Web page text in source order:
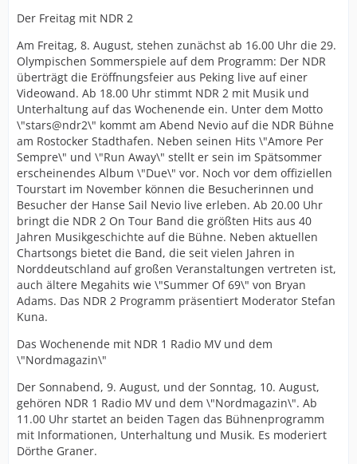
Der Freitag mit NDR 2
Am Freitag, 8. August, stehen zunächst ab 16.00 Uhr die 29.
Olympischen Sommerspiele auf dem Programm: Der NDR
überträgt die Eröffnungsfeier aus Peking live auf einer
Videowand. Ab 18.00 Uhr stimmt NDR 2 mit Musik und
Unterhaltung auf das Wochenende ein. Unter dem Motto
\"stars@ndr2\" kommt am Abend Nevio auf die NDR Bühne
am Rostocker Stadthafen. Neben seinen Hits \"Amore Per
Sempre\" und \"Run Away\" stellt er sein im Spätsommer
erscheinendes Album \"Due\" vor. Noch vor dem offiziellen
Tourstart im November können die Besucherinnen und
Besucher der Hanse Sail Nevio live erleben. Ab 20.00 Uhr
bringt die NDR 2 On Tour Band die größten Hits aus 40
Jahren Musikgeschichte auf die Bühne. Neben aktuellen
Chartsongs bietet die Band, die seit vielen Jahren in
Norddeutschland auf großen Veranstaltungen vertreten ist,
auch ältere Megahits wie \"Summer Of 69\" von Bryan
Adams. Das NDR 2 Programm präsentiert Moderator Stefan
Kuna.
Das Wochenende mit NDR 1 Radio MV und dem
\"Nordmagazin\"
Der Sonnabend, 9. August, und der Sonntag, 10. August,
gehören NDR 1 Radio MV und dem \"Nordmagazin\". Ab
11.00 Uhr startet an beiden Tagen das Bühnenprogramm
mit Informationen, Unterhaltung und Musik. Es moderiert
Dörthe Graner.